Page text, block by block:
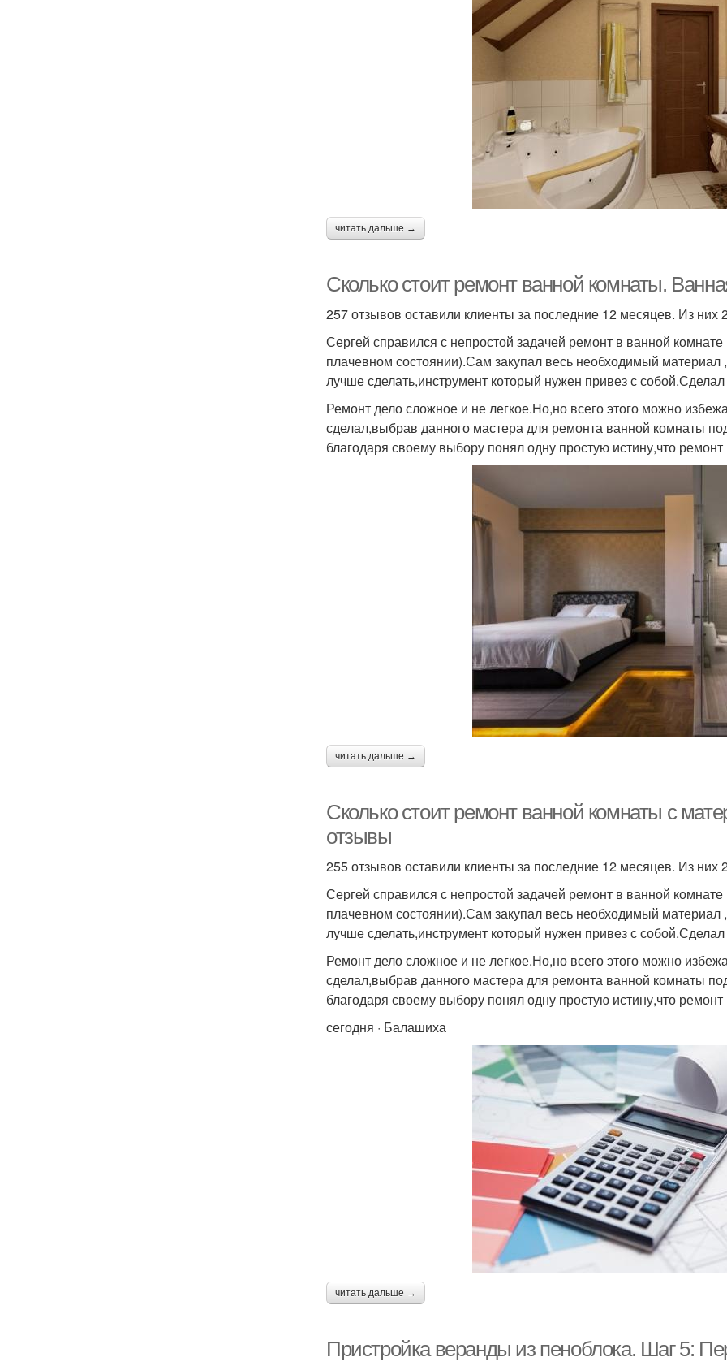
читать дальше →
Сколько стоит ремонт ванной комнаты.
257 отзывов оставили клиенты за последние 12 месяцев. Из
Сергей справился с непростой задачей ремонт в ванной
плачевном состоянии).Сам закупал весь необходимый материал
лучше сделать,инструмент который нужен привез с
Ремонт дело сложное и не легкое.Но,но всего этого можно
сделал,выбрав данного мастера для ремонта ванной комнаты
благодаря своему выбору понял одну простую истину,что
читать дальше →
Сколько стоит ремонт ванной комнаты с
отзывы
255 отзывов оставили клиенты за последние 12 месяцев. Из
Сергей справился с непростой задачей ремонт в ванной
плачевном состоянии).Сам закупал весь необходимый материал
лучше сделать,инструмент который нужен привез с
Ремонт дело сложное и не легкое.Но,но всего этого можно
сделал,выбрав данного мастера для ремонта ванной комнаты
благодаря своему выбору понял одну простую истину,что
сегодня · Балашиха
читать дальше →
Пристройка веранды из пеноблока. Шаг 5: